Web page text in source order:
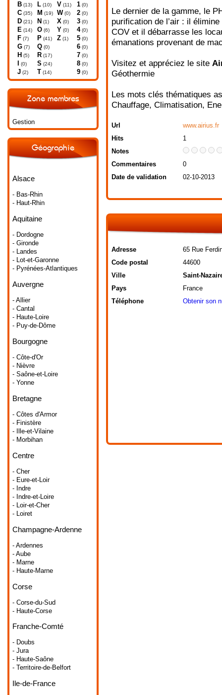
B (13)
C (35)
D (21)
E (14)
F (7)
G (7)
H (5)
(0)
J (2)
L (10)
M (19)
N (1)
O (6)
P (41)
Q (0)
R (17)
S (24)
T (14)
V (11)
W (0)
X (0)
Y (0)
Z (1)
1 (0)
2 (0)
3 (0)
4(0)
5 (0)
6 (0)
7 (0)
8 (0)
9 (0)
Zone membres
Gestion
Géographie
Alsace
- Bas-Rhin
- Haut-Rhin
Aquitaine
- Dordogne
- Gironde
- Landes
- Lot-et-Garonne
- Pyrénées-Atlantiques
Auvergne
- Allier
- Cantal
- Haute-Loire
- Puy-de-Dôme
Bourgogne
- Côte-d'Or
- Nièvre
- Saône-et-Loire
- Yonne
Bretagne
- Côtes d'Armor
- Finistère
- Ille-et-Vilaine
- Morbihan
Centre
- Cher
- Eure-et-Loir
- Indre
- Indre-et-Loire
- Loir-et-Cher
- Loiret
Champagne-Ardenne
- Ardennes
- Aube
- Marne
- Haute-Marne
Corse
- Corse-du-Sud
- Haute-Corse
Franche-Comté
- Doubs
- Jura
- Haute-Saône
- Territoire-de-Belfort
Ile-de-France
Le dernier de la gamme, le
purification de l’air : il
COV et il débarrasse les
émanations provenant de
Visitez et appréciez le site
Géothermie
Les mots clés thématiques
Chauffage, Climatisation,
Url
www.airius.fr
Hits
1
Notes
Commentaires
0
Date de validation
02-10-2013
Adresse
65 Rue
Code postal
44600
Ville
Saint-
Pays
France
Téléphone
Obtenir son